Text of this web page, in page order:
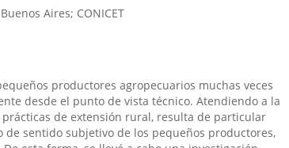
Aires; CONICET
productores agropecuarios muchas veces
desde el punto de vista técnico. Atendiendo a la
de extensión rural, resulta de particular
sentido subjetivo de los pequeños productores,